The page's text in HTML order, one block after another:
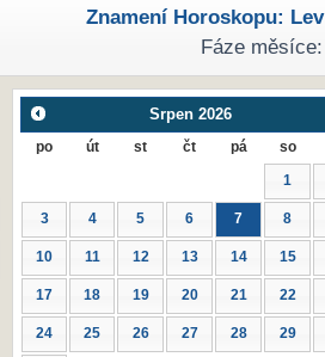
Znamení Horoskopu: Lev
Fáze měsíce:
Srpen 2026
po út st čt pá so
1
3 4 5 6 7 8
10 11 12 13 14 15
17 18 19 20 21 22
24 25 26 27 28 29